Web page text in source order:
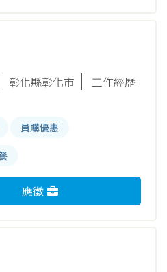
彰化縣彰化市
工作經歷
員購優惠
應徵